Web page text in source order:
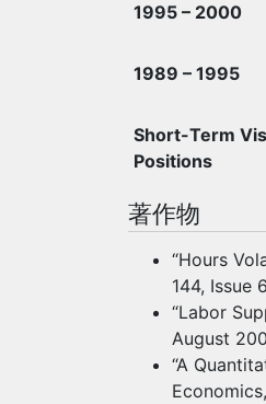
1995 – 2000
1989 – 1995
Short-Term
Positions
著作物
“Hours
144, Issue
“Labor
August
“A